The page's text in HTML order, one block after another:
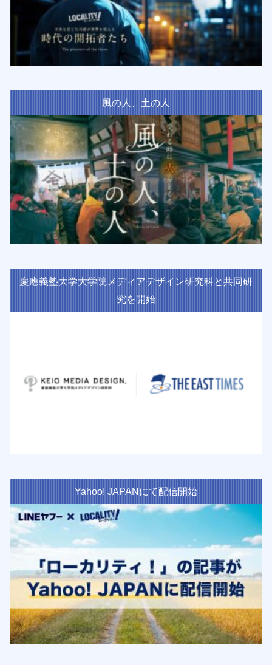
風の人、土の人
慶應義塾大学大学院メディアデザイン研究科と共同研
究を開始
Yahoo! JAPANにて配信開始